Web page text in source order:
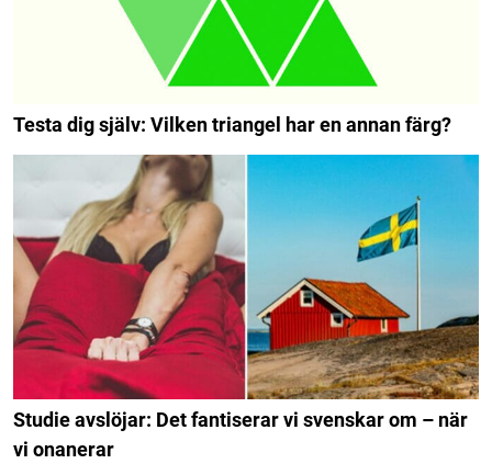
Testa dig själv: Vilken triangel har en annan färg?
Studie avslöjar: Det fantiserar vi svenskar om – när
vi onanerar